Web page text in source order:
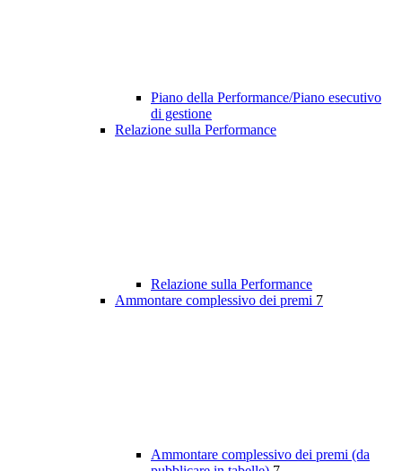
Piano della Performance/Piano esecutivo
di gestione
Relazione sulla Performance
Relazione sulla Performance
Ammontare complessivo dei premi 7
Ammontare complessivo dei premi (da